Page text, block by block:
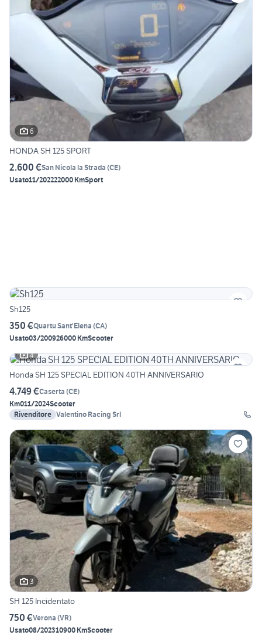
6
HONDA SH 125 SPORT
2.600 €San Nicola la Strada (CE)
Usato11/202222000 KmSport
Sh125
350 €Quartu Sant'Elena (CA)
Usato03/200926000 KmScooter
4
Honda SH 125 SPECIAL EDITION 40TH ANNIVERSARIO
4.749 €Caserta (CE)
Km011/2024Scooter
Rivenditore Valentino Racing Srl
3
SH 125 Incidentato
750 €Verona (VR)
Usato08/202310900 KmScooter